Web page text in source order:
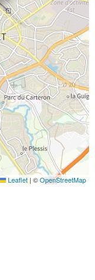
Leaflet | ©OpenStreetMap